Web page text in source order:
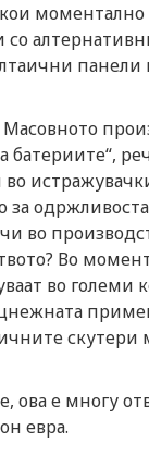
кои
со
панели
Масовното
батериите“,
во
Во
во големи
скутери
ова е многу
евра.